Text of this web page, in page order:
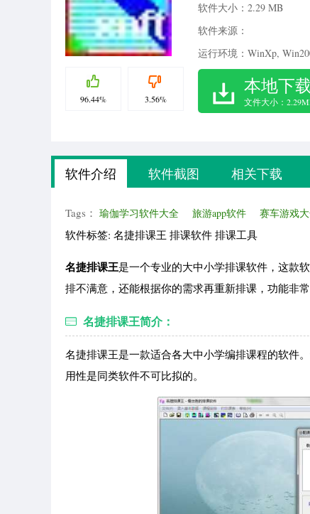
96.44% 3.56%
软件大小： 2.29 MB
软件来源：
运行环境：WinXp,
本地下
文件大小：
软件介绍 软件截图 相关下载
Tags： 瑜伽学习软件大全 旅游app软件 赛车游戏
软件标签: 名捷排课王 排课软件 排课工具
名捷排课王是一个专业的大中小学排课软件，这款
排不满意，还能根据你的需求再重新排课，功能非
名捷排课王简介：
名捷排课王是一款适合各大中小学编排课程的软件
用性是同类软件不可比拟的。